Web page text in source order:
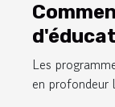
Les
en profondeur